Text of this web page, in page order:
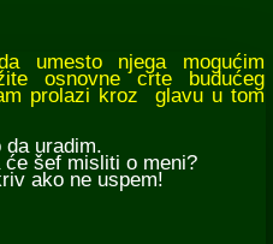
umesto njega mogućim
osnovne crte budućeg
prolazi kroz glavu u tom
uradim.
šef misliti o meni?
ako ne uspem!